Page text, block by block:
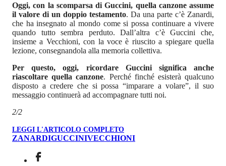
Oggi, con la scomparsa di Guccini, quella canzone assume
il valore di un doppio testamento. Da una parte c’è Zanardi,
che ha insegnato al mondo come si possa continuare a vivere
quando tutto sembra perduto. Dall’altra c’è Guccini che,
insieme a Vecchioni, con la voce è riuscito a spiegare quella
lezione, consegnandola alla memoria collettiva.
Per questo, oggi, ricordare Guccini significa anche
riascoltare quella canzone. Perché finché esisterà qualcuno
disposto a credere che si possa “imparare a volare”, il suo
messaggio continuerà ad accompagnare tutti noi.
2/2
LEGGI L'ARTICOLO COMPLETO
ZANARDIGUCCINIVECCHIONI